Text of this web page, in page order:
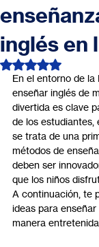
inglés en
Obtuvo NaN de
En el entorno de la
enseñar inglés de
divertida es clave
de los estudiantes,
se trata de una
métodos de
deben ser
que los niños
A continuación, te
ideas para
manera